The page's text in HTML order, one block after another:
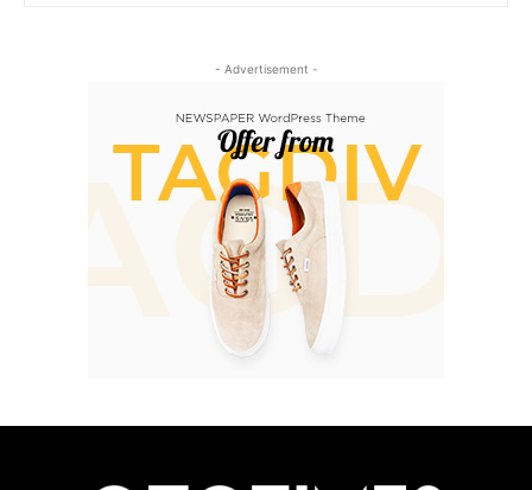
- Advertisement -